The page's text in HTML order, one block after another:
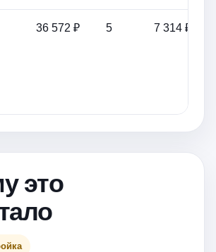
36 572 ₽ 5 7 314 ₽
это